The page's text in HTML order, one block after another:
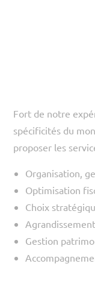
Fort de notre
spécificités du
proposer les
Organisation,
Optimisation
Choix
Gestion